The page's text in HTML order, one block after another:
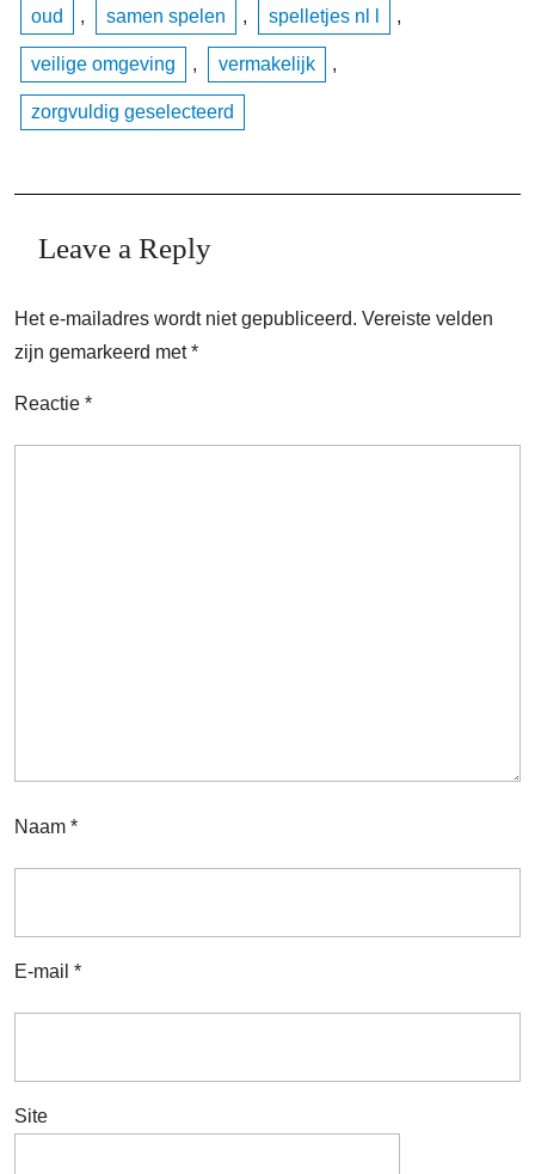
oud , samen spelen , spelletjes nl l ,
veilige omgeving , vermakelijk ,
zorgvuldig geselecteerd
Leave a Reply
Het e-mailadres wordt niet gepubliceerd. Vereiste velden
zijn gemarkeerd met*
Reactie *
Naam *
E-mail *
Site